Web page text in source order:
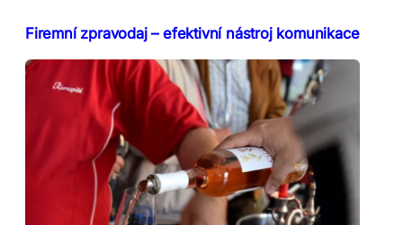
Firemní zpravodaj – efektivní nástroj komunikace